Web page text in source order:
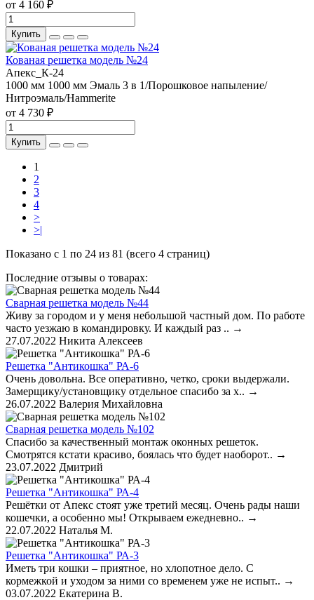
от 4 160 ₽
Купить
Кованая решетка модель №24
Апекс_К-24
1000 мм 1000 мм Эмаль 3 в 1/Порошковое напыление/
Нитроэмаль/Hammerite
от 4 730 ₽
Купить
1
2
3
4
>
>|
Показано с 1 по 24 из 81 (всего 4 страниц)
Последние отзывы о товарах:
Сварная решетка модель №44
Живу за городом и у меня небольшой частный дом. По работе
часто уезжаю в командировку. И каждый раз .. →
27.07.2022 Никита Алексеев
Решетка "Антикошка" РА-6
Очень довольна. Все оперативно, четко, сроки выдержали.
Замерщику/установщику отдельное спасибо за х.. →
26.07.2022 Валерия Михайловна
Сварная решетка модель №102
Спасибо за качественный монтаж оконных решеток.
Смотрятся кстати красиво, боялась что будет наоборот.. →
23.07.2022 Дмитрий
Решетка "Антикошка" РА-4
Решётки от Апекс стоят уже третий месяц. Очень рады наши
кошечки, а особенно мы! Открываем ежедневно.. →
22.07.2022 Наталья М.
Решетка "Антикошка" РА-3
Иметь три кошки – приятное, но хлопотное дело. С
кормежкой и уходом за ними со временем уже не испыт.. →
03.07.2022 Екатерина В.